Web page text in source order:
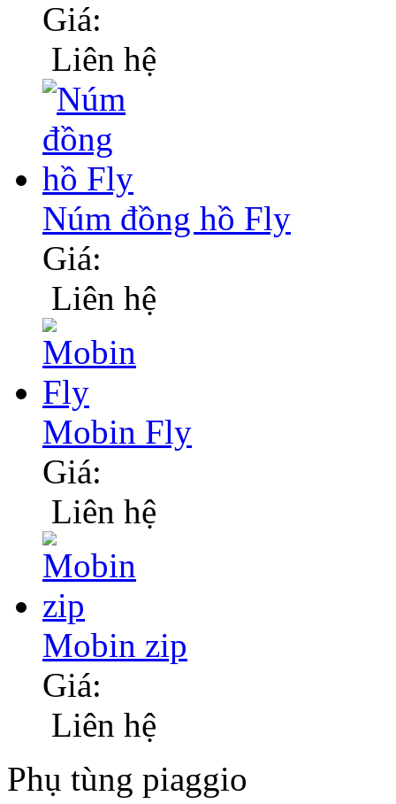
Giá:
Liên hệ
Núm đồng hồ Fly
Giá:
Liên hệ
Mobin Fly
Giá:
Liên hệ
Mobin zip
Giá:
Liên hệ
Phụ tùng piaggio